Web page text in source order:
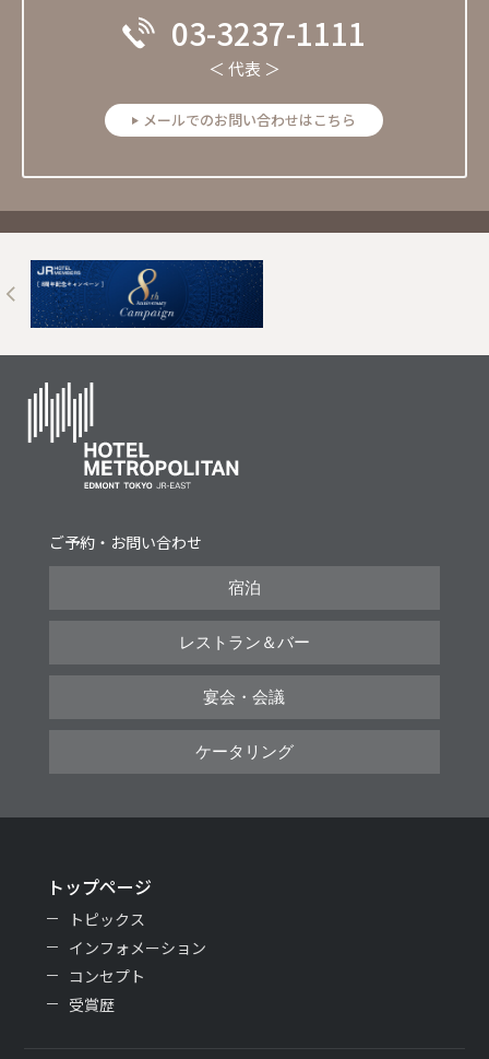
03-3237-1111
＜ 代表 ＞
メールでのお問い合わせはこちら
Next
ご予約・お問い合わせ
宿泊
レストラン＆バー
宴会・会議
ケータリング
トップページ
トピックス
インフォメーション
コンセプト
受賞歴